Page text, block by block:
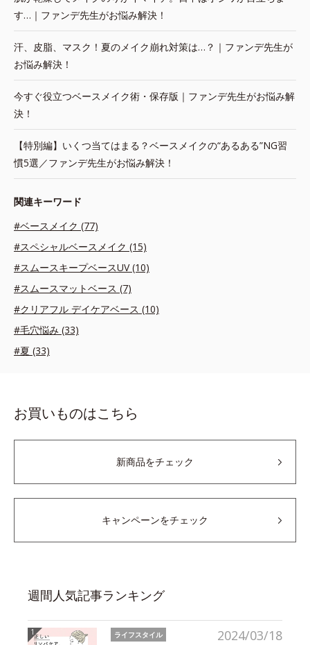
す…｜ファンデ先生がお悩み解決！
汗、皮脂、マスク！夏のメイク崩れ対策は…？｜ファンデ先生が
お悩み解決！
今すぐ役立つベースメイク術・保存版｜ファンデ先生がお悩み解
決！
【特別編】いくつ当てはまる？ベースメイクの“あるある”NG習
慣5選／ファンデ先生がお悩み解決！
関連キーワード
#ベースメイク (77)
#スペシャルベースメイク (15)
#スムースキープベースUV (10)
#スムースマットベース (7)
#クリアフル デイケアベース (10)
#毛穴悩み (33)
#夏 (33)
お買いものはこちら
新商品をチェック
キャンペーンをチェック
週間人気記事ランキング
2024/03/18
ライフスタイル